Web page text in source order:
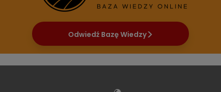
Odwiedź Bazę Wiedzy